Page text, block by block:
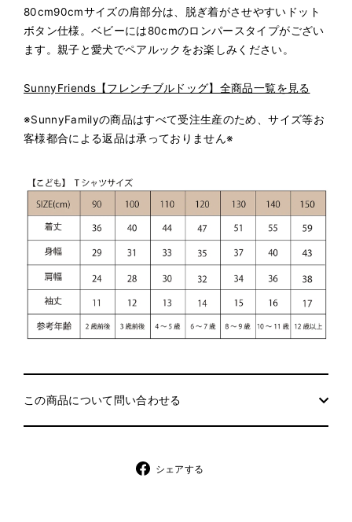
80cm90cmサイズの肩部分は、脱ぎ着がさせやすいドット
ボタン仕様。ベビーには80cmのロンパースタイプがござい
ます。親子と愛犬でペアルックをお楽しみください。
SunnyFriends【フレンチブルドッグ】全商品一覧を見る
※SunnyFamilyの商品はすべて受注生産のため、サイズ等お
客様都合による返品は承っておりません※
この商品について問い合わせる
シェアする